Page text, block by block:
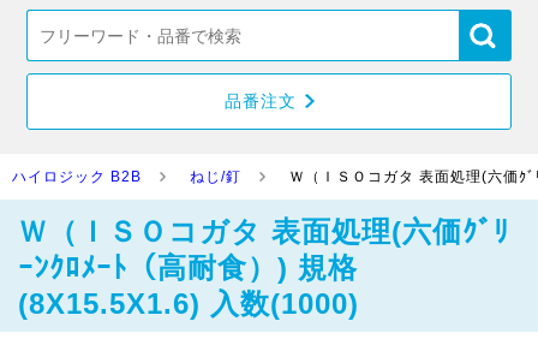
品番注文
ハイロジック B2B ねじ/釘 Ｗ（ＩＳＯコガタ 表面処理(六価
Ｗ（ＩＳＯコガタ 表面処理(六価ｸﾞﾘ
ｰﾝｸﾛﾒｰﾄ（高耐食）) 規格
(8X15.5X1.6) 入数(1000)